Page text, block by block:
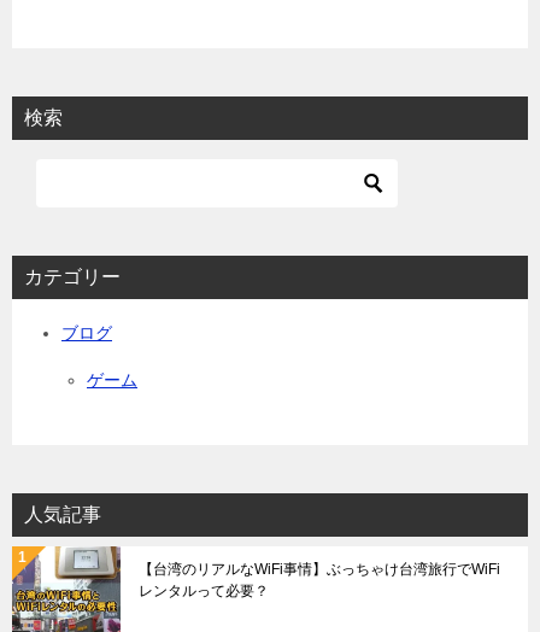
ョ
ン
検索
カテゴリー
ブログ
ゲーム
人気記事
【台湾のリアルなWiFi事情】ぶっちゃけ台湾旅行でWiFi
レンタルって必要？